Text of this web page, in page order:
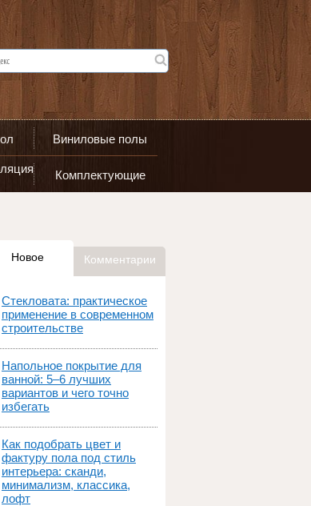
Виниловые полы
Комплектующие
Новое Комментарии
Стекловата: практическое
применение в современном
строительстве
Напольное покрытие для
ванной: 5–6 лучших
вариантов и чего точно
избегать
Как подобрать цвет и
фактуру пола под стиль
интерьера: сканди,
минимализм, классика,
лофт